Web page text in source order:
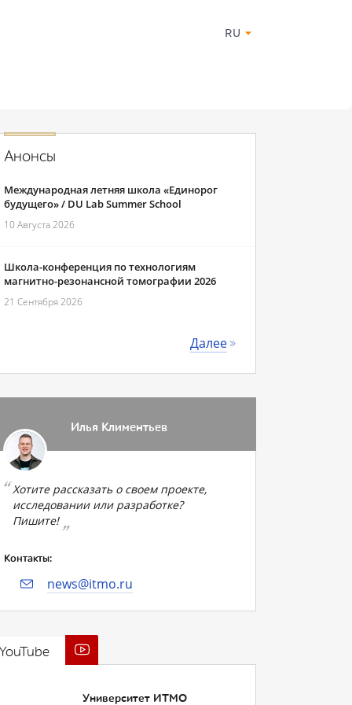
RU
Анонсы
Международная летняя школа «Единорог
будущего» / DU Lab Summer School
10 Августа 2026
Школа-конференция по технологиям
магнитно-резонансной томографии 2026
21 Сентября 2026
Далее
Илья Климентьев
Хотите рассказать о своем проекте,
исследовании или разработке?
Пишите!
Контакты:
news@itmo.ru
Университет ИТМО